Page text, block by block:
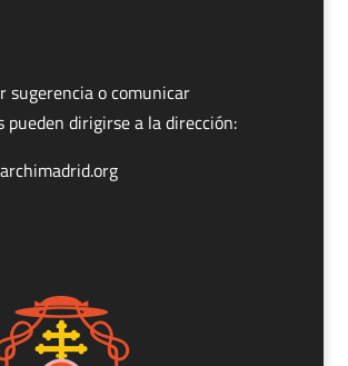
sugerencia o comunicar
pueden dirigirse a la dirección: